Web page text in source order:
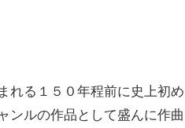
れる１５０年程前に史上初め
ンルの作品として盛んに作曲